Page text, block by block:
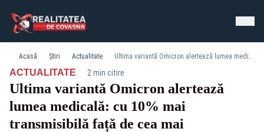
Acasă Știri Actualitate Ultima variantă Omicron alertează lumea medicală: cu 10% mai transmisibilă față de cea mai contagioasă formă
ACTUALITATE· 2 min citire
Ultima variantă Omicron alertează
lumea medicală: cu 10% mai
transmisibilă față de cea mai